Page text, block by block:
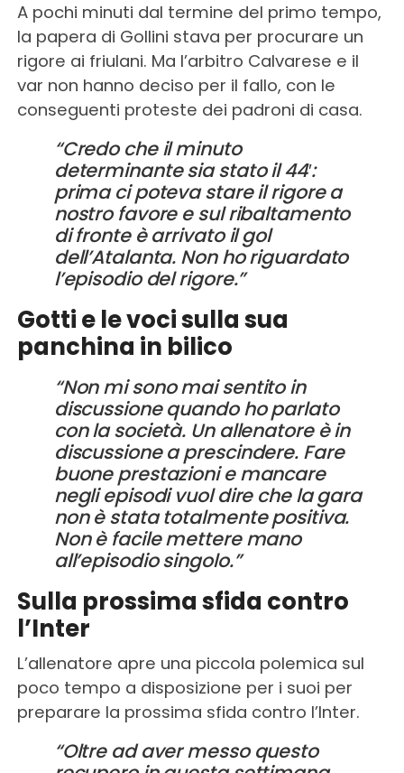
A pochi minuti dal termine del primo tempo,
la papera di Gollini stava per procurare un
rigore ai friulani. Ma l’arbitro Calvarese e il
var non hanno deciso per il fallo, con le
conseguenti proteste dei padroni di casa.
“Credo che il minuto
determinante sia stato il 44′:
prima ci poteva stare il rigore a
nostro favore e sul ribaltamento
di fronte è arrivato il gol
dell’Atalanta. Non ho riguardato
l’episodio del rigore.”
Gotti e le voci sulla sua
panchina in bilico
“Non mi sono mai sentito in
discussione quando ho parlato
con la società. Un allenatore è in
discussione a prescindere. Fare
buone prestazioni e mancare
negli episodi vuol dire che la gara
non è stata totalmente positiva.
Non è facile mettere mano
all’episodio singolo.”
Sulla prossima sfida contro
l’Inter
L’allenatore apre una piccola polemica sul
poco tempo a disposizione per i suoi per
preparare la prossima sfida contro l’Inter.
“Oltre ad aver messo questo